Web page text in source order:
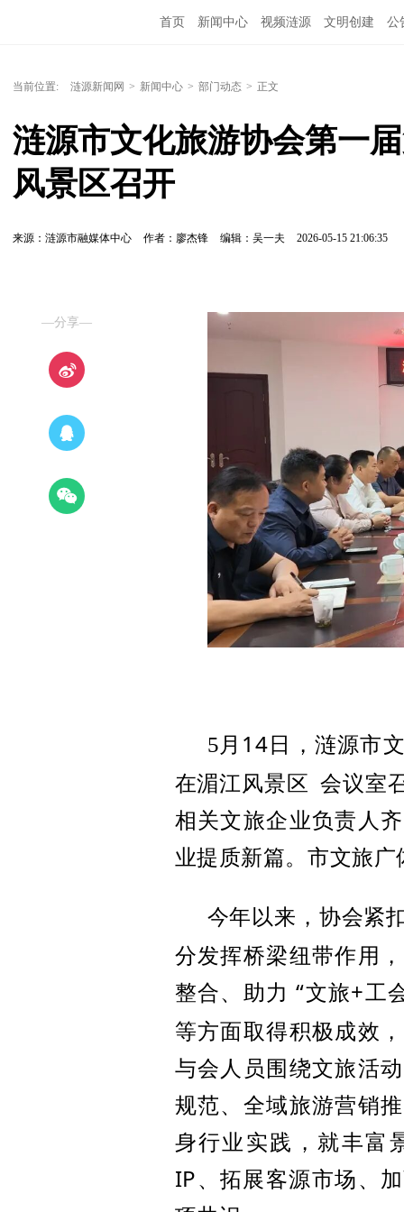
首页 新闻中心 视频涟源 文明创建 公
当前位置: 涟源新闻网 > 新闻中心 > 部门动态 > 正文
涟源市文化旅游协会第一
风景区召开
来源：涟源市融媒体中心 作者：廖杰锋 编辑：吴一夫 2026-05-15 21:06:35
—分享—
5 月 14日，涟源市
在湄江风景区 会议室
相关文旅企业负责人
业提质新篇。市文旅
今年以来，协会紧
分发挥桥梁纽带作用
整合、助力“文旅+工
等方面取得积极成效
与会人员围绕文旅活
规范、全域旅游营销
身行业实践，就丰富
IP、拓展客源市场、